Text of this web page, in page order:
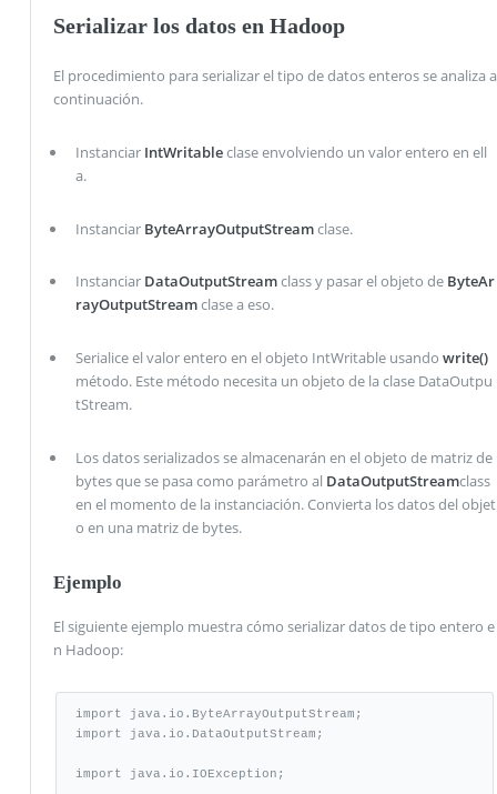
Serializar los datos en Hadoop
El procedimiento para serializar el tipo de datos enteros se analiza a
continuación.
Instanciar IntWritableclase envolviendo un valor entero en ell
a.
Instanciar ByteArrayOutputStreamclase.
Instanciar DataOutputStreamclass y pasar el objeto de ByteAr
rayOutputStreamclase a eso.
Serialice el valor entero en el objeto IntWritable usando write()
método. Este método necesita un objeto de la clase DataOutpu
tStream.
Los datos serializados se almacenarán en el objeto de matriz de
bytes que se pasa como parámetro al DataOutputStreamclass
en el momento de la instanciación. Convierta los datos del objet
o en una matriz de bytes.
Ejemplo
El siguiente ejemplo muestra cómo serializar datos de tipo entero e
n Hadoop:
import java.io.ByteArrayOutputStream;
import java.io.DataOutputStream;
import java.io.IOException;